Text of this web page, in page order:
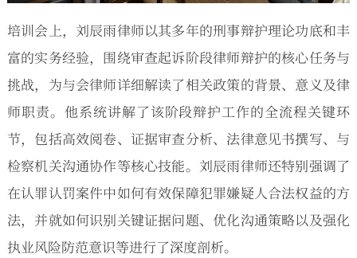
培训会上，刘辰雨律师以其多年的刑事辩护理论功底和丰
富的实务经验，围绕审查起诉阶段律师辩护的核心任务与
挑战，为与会律师详细解读了相关政策的背景、意义及律
师职责。他系统讲解了该阶段辩护工作的全流程关键环
节，包括高效阅卷、证据审查分析、法律意见书撰写、与
检察机关沟通协作等核心技能。刘辰雨律师还特别强调了
在认罪认罚案件中如何有效保障犯罪嫌疑人合法权益的方
法，并就如何识别关键证据问题、优化沟通策略以及强化
执业风险防范意识等进行了深度剖析。